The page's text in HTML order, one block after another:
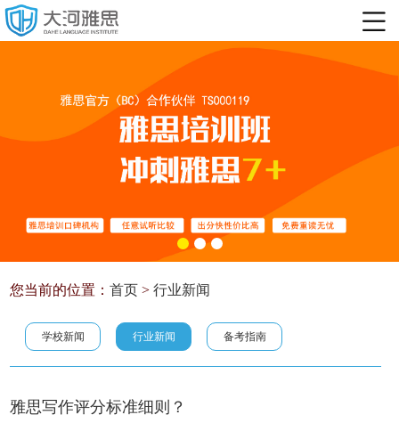
您当前的位置：首页 >行业新闻
学校新闻 行业新闻 备考指南
雅思写作评分标准细则？